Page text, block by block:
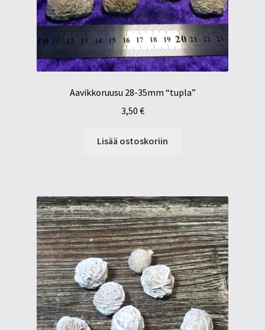
Aavikkoruusu 28-35mm “tupla”
3,50 €
Lisää ostoskoriin